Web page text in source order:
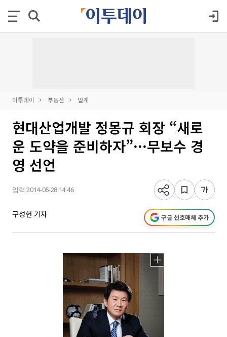
이투데이 부동산 업계
현대산업개발 정몽규 회장 “새로
운 도약을 준비하자”···무보수 경
영 선언
입력 2014-05-28 14:46
구성헌 기자 구글 선호매체 추가